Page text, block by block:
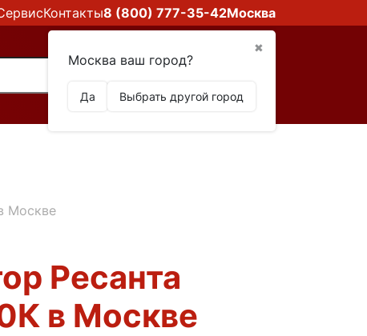
Контакты8 (800) 777-35-42Москва
✖
Москва ваш город?
Да Выбрать другой город
Москве
Ресанта
в Москве